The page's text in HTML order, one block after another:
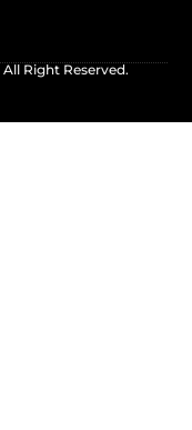
All Right Reserved.